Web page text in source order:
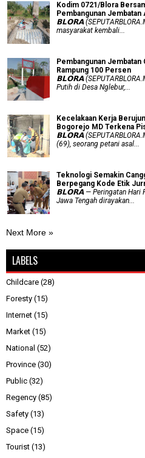
Kodim 0721/Blora
Pembangunan
𝗕𝗟𝗢𝗥𝗔
masyarakat kembali...
Pembangunan
Rampung 100 Persen
𝗕𝗟𝗢𝗥𝗔
Putih di Desa Nglebur,...
Kecelakaan Kerja
Bogorejo MD Terkena
𝗕𝗟𝗢𝗥𝗔
(69), seorang petani asal...
Teknologi Semakin
Berpegang Kode Etik
𝗕𝗟𝗢𝗥𝗔 — Peringatan Hari
Jawa Tengah dirayakan...
Next More »
LABELS
Childcare (28)
Foresty (15)
Internet (15)
Market (15)
National (52)
Province (30)
Public (32)
Regency (85)
Safety (13)
Space (15)
Tourist (13)